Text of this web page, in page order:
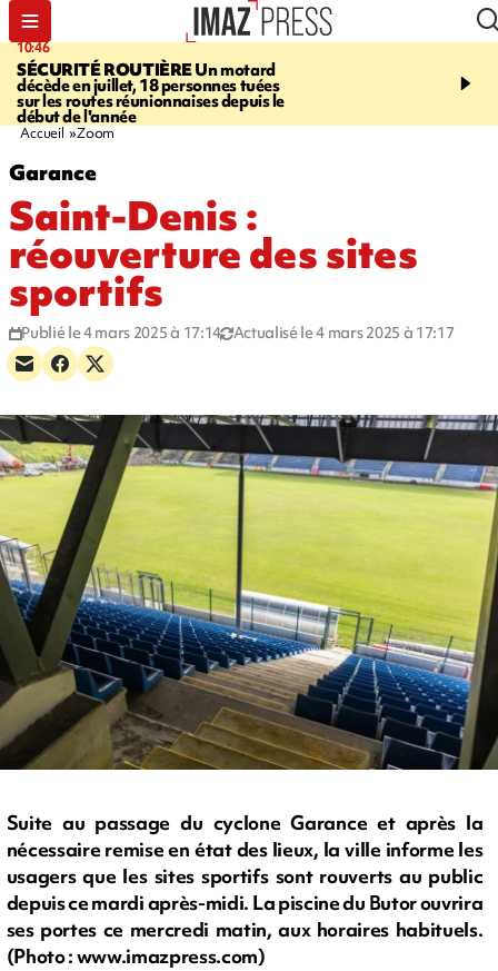
10:46
SÉCURITÉ ROUTIÈREUn motard
décède en juillet, 18 personnes tuées
sur les routes réunionnaises depuis le
début de l'année
13:49
mineurs - un courrier
Accueil Zoom
Garance
Saint-Denis :
réouverture des sites
sportifs
Publié le 4 mars 2025 à 17:14 Actualisé le 4 mars 2025 à 17:17
Suite au passage du cyclone Garance et après la
nécessaire remise en état des lieux, la ville informe les
usagers que les sites sportifs sont rouverts au public
depuis ce mardi après-midi. La piscine du Butor ouvrira
ses portes ce mercredi matin, aux horaires habituels.
(Photo : www.imazpress.com)